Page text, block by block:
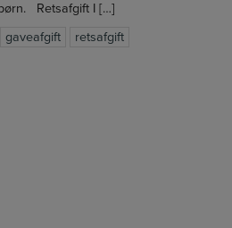
Retsafgift I […]
gaveafgift retsafgift